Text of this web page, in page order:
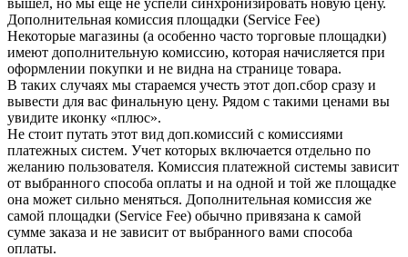
вышел, но мы еще не успели синхронизировать новую цену.
Дополнительная комиссия площадки (Service Fee)
Некоторые магазины (а особенно часто торговые площадки)
имеют дополнительную комиссию, которая начисляется при
оформлении покупки и не видна на странице товара.
В таких случаях мы стараемся учесть этот доп.сбор сразу и
вывести для вас финальную цену. Рядом с такими ценами вы
увидите иконку «плюс».
Не стоит путать этот вид доп.комиссий с комиссиями
платежных систем. Учет которых включается отдельно по
желанию пользователя. Комиссия платежной системы зависит
от выбранного способа оплаты и на одной и той же площадке
она может сильно меняться. Дополнительная комиссия же
самой площадки (Service Fee) обычно привязана к самой
сумме заказа и не зависит от выбранного вами способа
оплаты.